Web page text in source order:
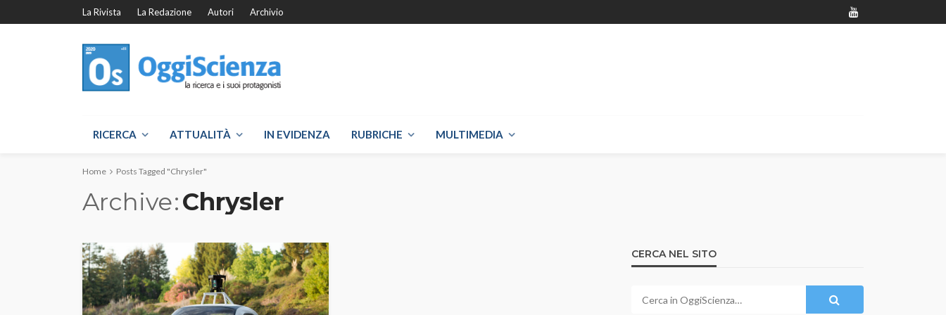
La Rivista La Redazione Autori Archivio
RICERCA ATTUALITÀ IN EVIDENZA RUBRICHE MULTIMEDIA
Home Posts Tagged "Chrysler"
Archive Chrysler
CERCA NEL SITO